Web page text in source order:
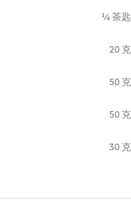
¼ 茶匙
20 克
50 克
50 克
30 克